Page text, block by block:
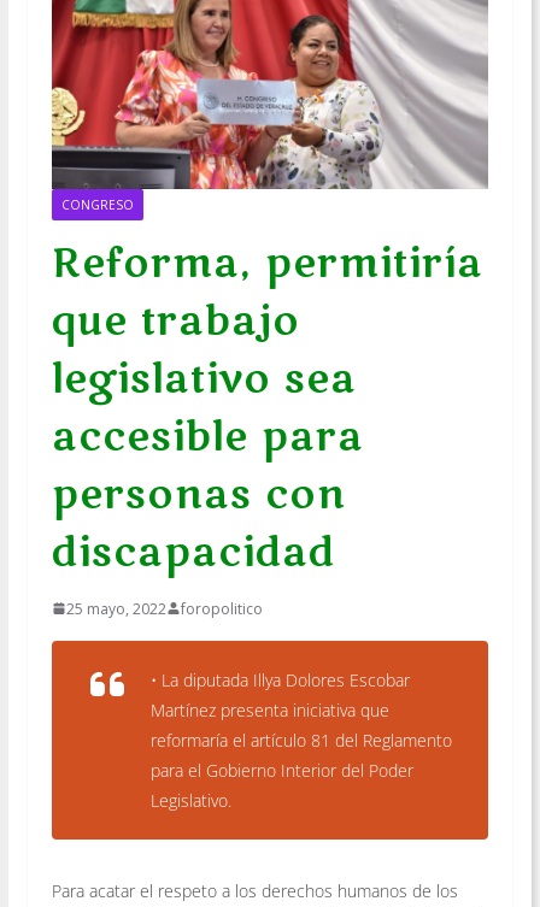
CONGRESO
Reforma, permitiría
que trabajo
legislativo sea
accesible para
personas con
discapacidad
25 mayo, 2022 foropolitico
• La diputada Illya Dolores Escobar
Martínez presenta iniciativa que
reformaría el artículo 81 del Reglamento
para el Gobierno Interior del Poder
Legislativo.
Para acatar el respeto a los derechos humanos de los